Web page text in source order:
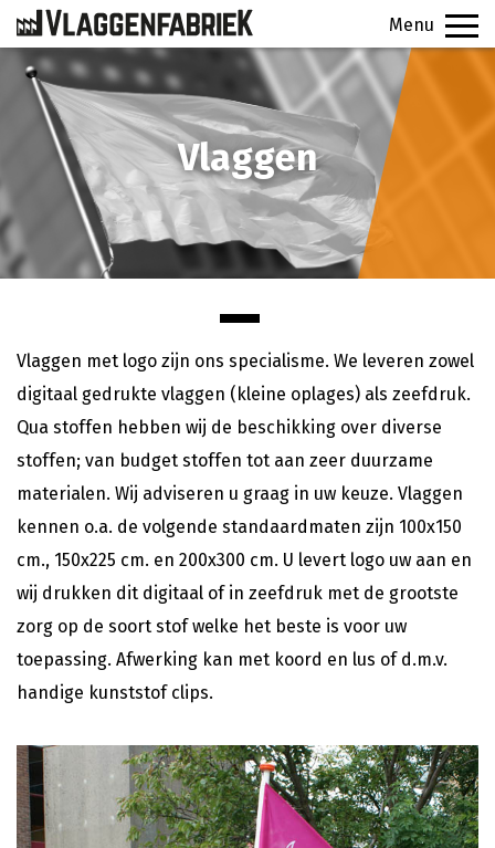
Menu
PRODUCTEN
VEELGESTELDE VRAGEN
SIGNINGFABRIEK
Vlaggen
Vlaggen met logo zijn ons specialisme. We leveren zowel
digitaal gedrukte vlaggen (kleine oplages) als zeefdruk.
Qua stoffen hebben wij de beschikking over diverse
stoffen; van budget stoffen tot aan zeer duurzame
materialen. Wij adviseren u graag in uw keuze. Vlaggen
kennen o.a. de volgende standaardmaten zijn 100x150
cm., 150x225 cm. en 200x300 cm. U levert logo uw aan en
wij drukken dit digitaal of in zeefdruk met de grootste
zorg op de soort stof welke het beste is voor uw
toepassing. Afwerking kan met koord en lus of d.m.v.
handige kunststof clips.